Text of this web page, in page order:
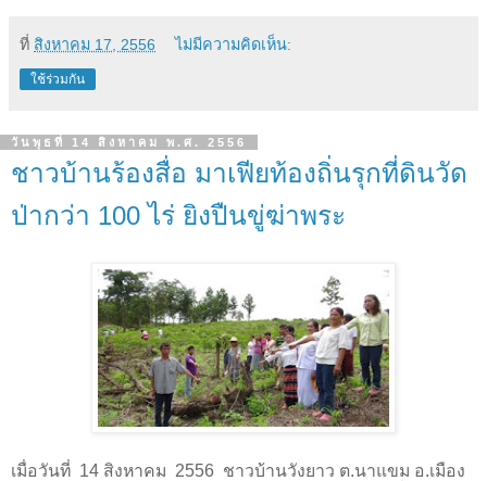
ที่ สิงหาคม 17, 2556 ไม่มีความคิดเห็น:
ใช้ร่วมกัน
วันพุธที่ 14 สิงหาคม พ.ศ. 2556
ชาวบ้านร้องสื่อ มาเฟียท้องถิ่นรุกที่ดินวัด
ป่ากว่า 100 ไร่ ยิงปืนขู่ฆ่าพระ
เมื่อวันที่ 14 สิงหาคม 2556 ชาวบ้านวังยาว ต.นาแขม อ.เมือง